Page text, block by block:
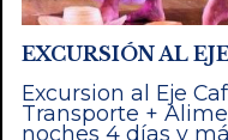
EXCURSIÓN AL
Excursion al Eje
Transporte +
noches 4 días y